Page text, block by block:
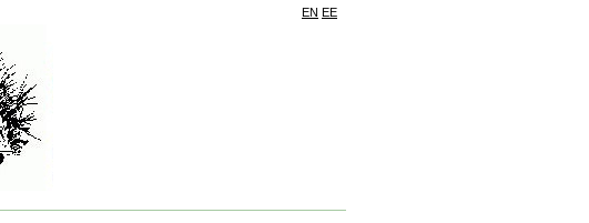
EN EE